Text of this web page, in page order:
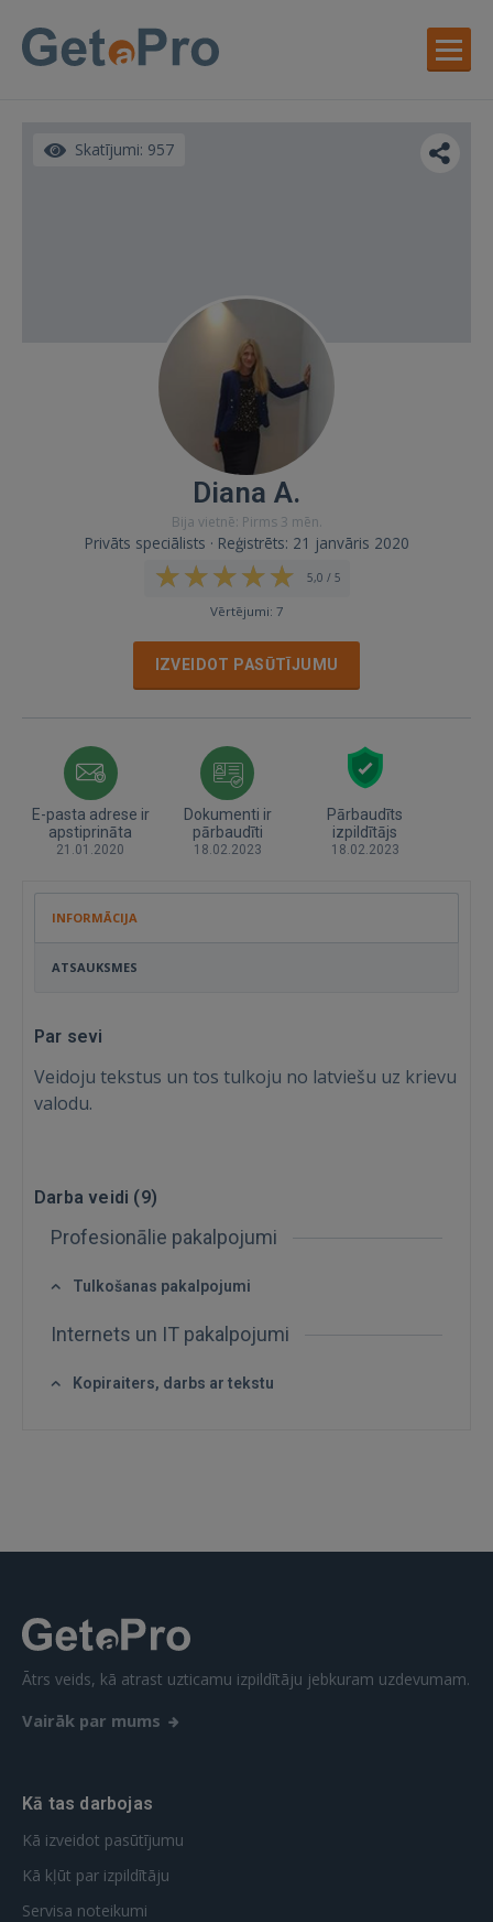
Ienākt
 Sign in with Apple
Skatījumi: 957
Diana A.
Bija vietnē: Pirms 3 mēn.
Privāts speciālists · Reģistrēts: 21 janvāris 2020
5,0 / 5
Vērtējumi: 7
IZVEIDOT PASŪTĪJUMU
E-pasta adrese ir
apstiprināta
21.01.2020
Dokumenti ir
pārbaudīti
18.02.2023
Pārbaudīts
izpildītājs
18.02.2023
INFORMĀCIJA
ATSAUKSMES
Par sevi
Veidoju tekstus un tos tulkoju no latviešu uz krievu
valodu.
Darba veidi (9)
Profesionālie pakalpojumi
Tulkošanas pakalpojumi
Internets un IT pakalpojumi
Kopiraiters, darbs ar tekstu
Ātrs veids, kā atrast uzticamu izpildītāju jebkuram uzdevumam.
Vairāk par mums
Kā tas darbojas
Kā izveidot pasūtījumu
Kā kļūt par izpildītāju
Servisa noteikumi